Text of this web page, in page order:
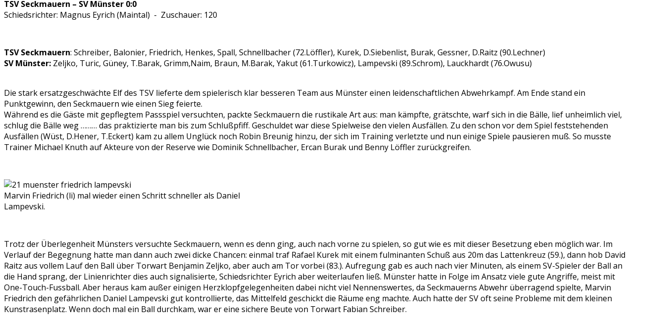
TSV Seckmauern – SV Münster 0:0
Schiedsrichter: Magnus Eyrich (Maintal) - Zuschauer: 120
TSV Seckmauern: Schreiber, Balonier, Friedrich, Henkes, Spall, Schnellbacher (72.Löffler), Kurek, D.Siebenlist, Burak, Gessner, D.Raitz (90.Lechner)
SV Münster: Zeljko, Turic, Güney, T.Barak, Grimm,Naim, Braun, M.Barak, Yakut (61.Turkowicz), Lampevski (89.Schrom), Lauckhardt (76.Owusu)
Die stark ersatzgeschwächte Elf des TSV lieferte dem spielerisch klar besseren Team aus Münster einen leidenschaftlichen Abwehrkampf. Am Ende stand ein
Punktgewinn, den Seckmauern wie einen Sieg feierte.
Während es die Gäste mit gepflegtem Passspiel versuchten, packte Seckmauern die rustikale Art aus: man kämpfte, grätschte, warf sich in die Bälle, lief unheimlich viel,
schlug die Bälle weg ……… das praktizierte man bis zum Schlußpfiff. Geschuldet war diese Spielweise den vielen Ausfällen. Zu den schon vor dem Spiel feststehenden
Ausfällen (Wüst, D.Hener, T.Eckert) kam zu allem Unglück noch Robin Breunig hinzu, der sich im Training verletzte und nun einige Spiele pausieren muß. So musste
Trainer Michael Knuth auf Akteure von der Reserve wie Dominik Schnellbacher, Ercan Burak und Benny Löffler zurückgreifen.
Marvin Friedrich (li) mal wieder einen Schritt schneller als Daniel
Lampevski.
Trotz der Überlegenheit Münsters versuchte Seckmauern, wenn es denn ging, auch nach vorne zu spielen, so gut wie es mit dieser Besetzung eben möglich war. Im
Verlauf der Begegnung hatte man dann auch zwei dicke Chancen: einmal traf Rafael Kurek mit einem fulminanten Schuß aus 20m das Lattenkreuz (59.), dann hob David
Raitz aus vollem Lauf den Ball über Torwart Benjamin Zeljko, aber auch am Tor vorbei (83.). Aufregung gab es auch nach vier Minuten, als einem SV-Spieler der Ball an
die Hand sprang, der Linienrichter dies auch signalisierte, Schiedsrichter Eyrich aber weiterlaufen ließ. Münster hatte in Folge im Ansatz viele gute Angriffe, meist mit
One-Touch-Fussball. Aber heraus kam außer einigen Herzklopfgelegenheiten dabei nicht viel Nennenswertes, da Seckmauerns Abwehr überragend spielte, Marvin
Friedrich den gefährlichen Daniel Lampevski gut kontrollierte, das Mittelfeld geschickt die Räume eng machte. Auch hatte der SV oft seine Probleme mit dem kleinen
Kunstrasenplatz. Wenn doch mal ein Ball durchkam, war er eine sichere Beute von Torwart Fabian Schreiber.